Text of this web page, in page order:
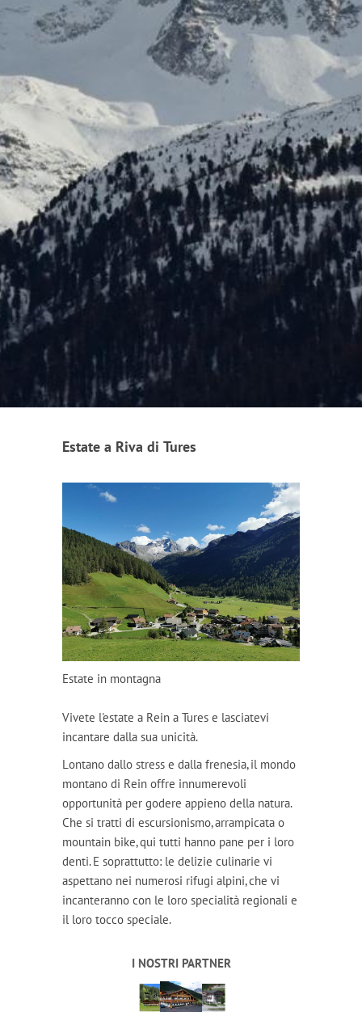
Estate a Riva di Tures
Estate in montagna
Vivete l'estate a Rein a Tures e lasciatevi
incantare dalla sua unicità.
Lontano dallo stress e dalla frenesia, il mondo
montano di Rein offre innumerevoli
opportunità per godere appieno della natura.
Che si tratti di escursionismo, arrampicata o
mountain bike, qui tutti hanno pane per i loro
denti. E soprattutto: le delizie culinarie vi
aspettano nei numerosi rifugi alpini, che vi
incanteranno con le loro specialità regionali e
il loro tocco speciale.
I NOSTRI PARTNER